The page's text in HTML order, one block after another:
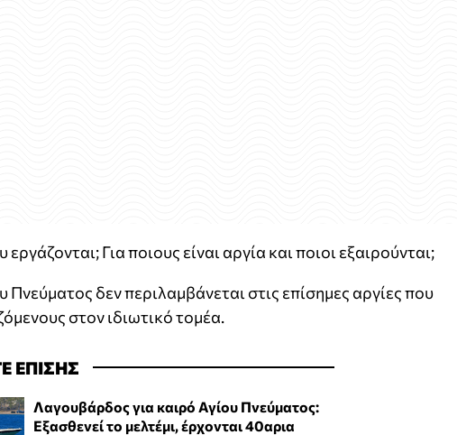
Για ποιους είναι αργία και ποιοι εξαιρούνται;
δεν περιλαμβάνεται στις επίσημες αργίες που
στον ιδιωτικό τομέα.
ΕΠΙΣΗΣ
Λαγουβάρδος για καιρό Αγίου Πνεύματος:
Εξασθενεί το μελτέμι, έρχονται 40αρια